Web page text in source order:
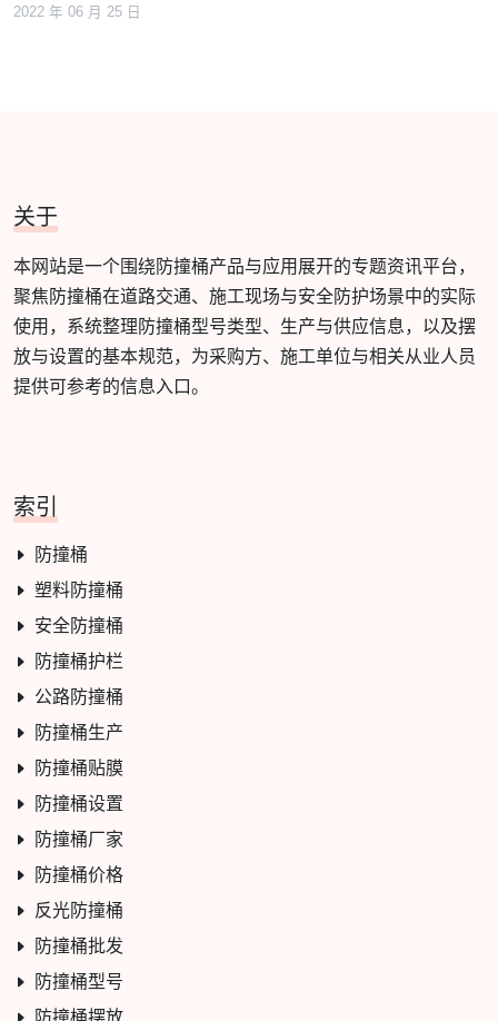
2022 年 06 月 25 日
关于
本网站是一个围绕防撞桶产品与应用展开的专题资讯平台，
聚焦防撞桶在道路交通、施工现场与安全防护场景中的实际
使用，系统整理防撞桶型号类型、生产与供应信息，以及摆
放与设置的基本规范，为采购方、施工单位与相关从业人员
提供可参考的信息入口。
索引
防撞桶
塑料防撞桶
安全防撞桶
防撞桶护栏
公路防撞桶
防撞桶生产
防撞桶贴膜
防撞桶设置
防撞桶厂家
防撞桶价格
反光防撞桶
防撞桶批发
防撞桶型号
防撞桶摆放